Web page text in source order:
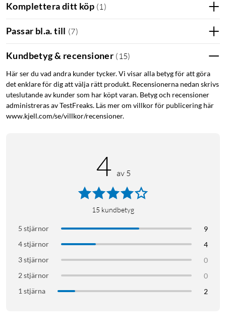
Komplettera ditt köp (1)
Passar bl.a. till (7)
Kundbetyg & recensioner ( 15)
Här ser du vad andra kunder tycker. Vi visar alla betyg för att göra
det enklare för dig att välja rätt produkt. Recensionerna nedan skrivs
uteslutande av kunder som har köpt varan. Betyg och recensioner
administreras av TestFreaks. Läs mer om villkor för publicering här
www.kjell.com/se/villkor/recensioner.
4 av 5
15 kundbetyg
5 stjärnor
9
4 stjärnor
4
3 stjärnor
0
2 stjärnor
0
1 stjärna
2